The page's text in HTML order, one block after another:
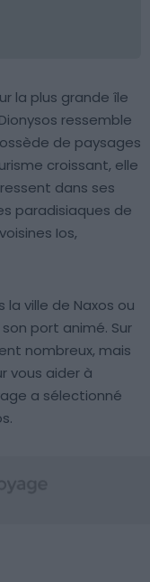
la plus grande île
ressemble
de paysages
croissant, elle
dans ses
paradisiaques de
Ios,
la ville de Naxos ou
port animé. Sur
nombreux, mais
vous aider à
a sélectionné